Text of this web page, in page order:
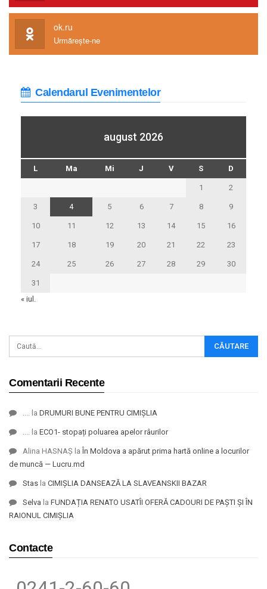
ok.ru
Urmărește-ne
Calendarul Evenimentelor
august 2026
L Ma Mi J V S D
1 2
3 4 5 6 7 8 9
10 11 12 13 14 15 16
17 18 19 20 21 22 23
24 25 26 27 28 29 30
31
« iul.
Comentarii Recente
la DRUMURI BUNE PENTRU CIMIȘLIA
la ECO1- stopați poluarea apelor râurilor
Alina HASNAȘ la În Moldova a apărut prima hartă online a locurilor
de muncă — Lucru.md
Stas la CIMIȘLIA DANSEAZĂ LA SLAVEANSKII BAZAR
Selva la FUNDAȚIA RENATO USATÎI OFERĂ CADOURI DE PAȘTI ȘI ÎN
RAIONUL CIMIȘLIA
Contacte